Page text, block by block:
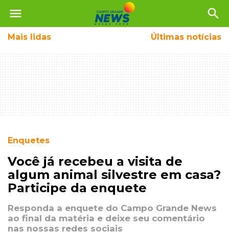
menu search
Mais lidas Últimas notícias
Enquetes
Você já recebeu a visita de
algum animal silvestre em casa?
Participe da enquete
Responda a enquete do Campo Grande News
ao final da matéria e deixe seu comentário
nas nossas redes sociais